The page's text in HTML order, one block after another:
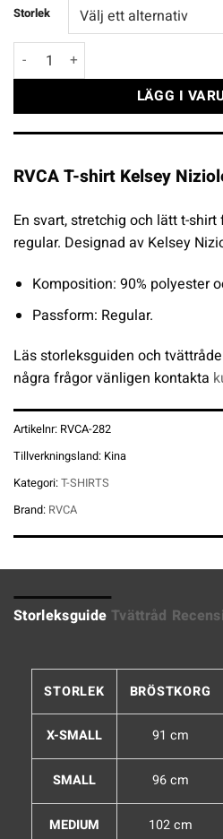
Storlek
RVCA T-shirt Kelsey Niziolek mängd
LÄGG I
RVCA T-shirt Kelsey
En svart, stretchig och lätt t-
regular. Designad av Kelsey
Komposition: 90% polyester
Passform: Regular.
Läs storleksguiden och
några frågor vänligen kontakta
Artikelnr: RVCA-282
Tillverkningsland: Kina
Kategori:T-SHIRTS
Brand: RVCA
Storleksguide Tvättråd
STORLEK BRÖSTKORG
X-SMALL 91 cm
SMALL 96 cm
MEDIUM 102 cm